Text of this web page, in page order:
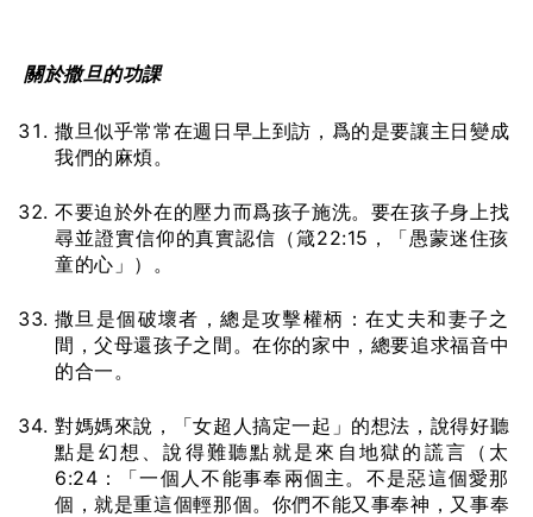
關於撒旦的功課
撒旦似乎常常在週日早上到訪，爲的是要讓主日變成
我們的麻煩。
不要迫於外在的壓力而爲孩子施洗。要在孩子身上找
尋並證實信仰的真實認信（箴22:15，「愚蒙迷住孩
童的心」）。
撒旦是個破壞者，總是攻擊權柄：在丈夫和妻子之
間，父母還孩子之間。在你的家中，總要追求福音中
的合一。
對媽媽來說，「女超人搞定一起」的想法，說得好聽
點是幻想、說得難聽點就是來自地獄的謊言（太
6:24：「一個人不能事奉兩個主。不是惡這個愛那
個，就是重這個輕那個。你們不能又事奉神，又事奉